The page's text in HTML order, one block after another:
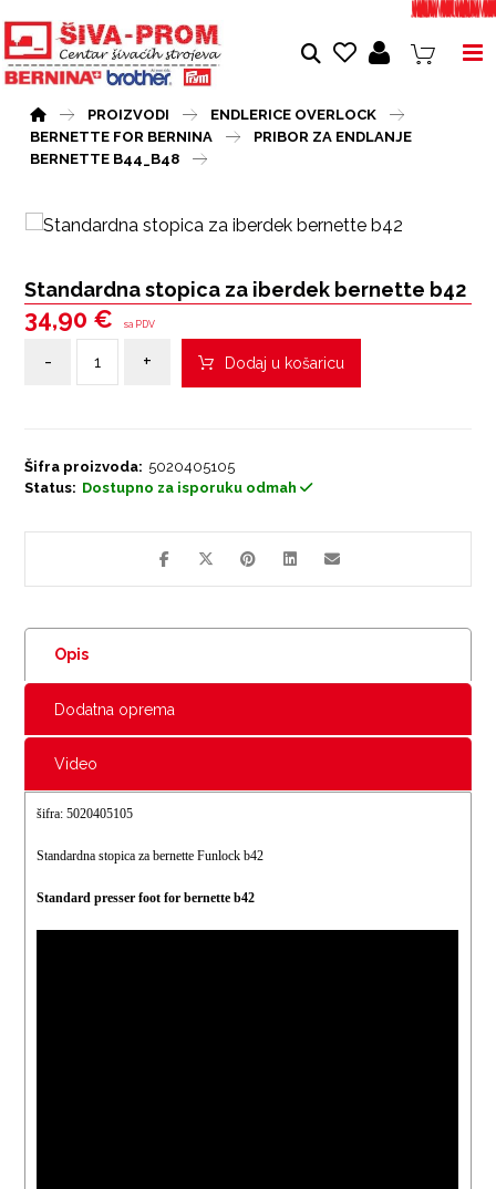
PROIZVODI
ENDLERICE OVERLOCK
BERNETTE FOR BERNINA
PRIBOR ZA ENDLANJE
BERNETTE B44_B48
Standardna stopica za iberdek bernette b42
34,90 € sa PDV
- + Dodaj u košaricu
Šifra proizvoda: 5020405105
Status: Dostupno za isporuku odmah
Opis
Dodatna oprema
Video
šifra: 5020405105
Standardna stopica za bernette Funlock b42
Standard presser foot for bernette b42